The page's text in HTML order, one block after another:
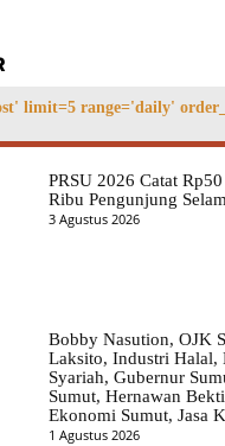
limit=5 range='daily'
PRSU 2026 Catat
Ribu Pengunjung
3 Agustus 2026
Bobby Nasution, OJK
Laksito, Industri Halal,
Syariah, Gubernur
Sumut, Hernawan
Ekonomi Sumut, Jasa
1 Agustus 2026